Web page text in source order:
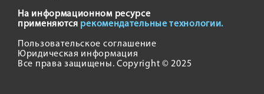
На информационном ресурсе
применяются рекомендательные технологии.
Пользовательское соглашение
Юридическая информация
Все права защищены. Copyright © 2025